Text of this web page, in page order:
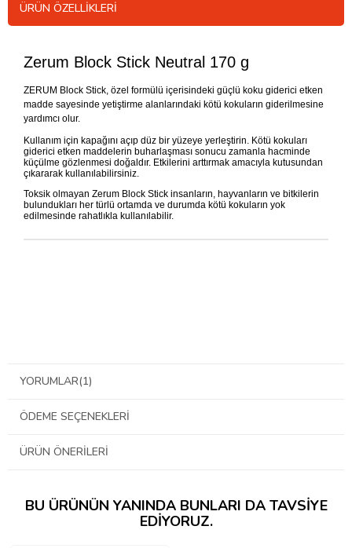
ÜRÜN ÖZELLIKLERI
Zerum Block Stick Neutral 170 g
ZERUM Block Stick, özel formülü içerisindeki güçlü koku giderici etken
madde sayesinde yetiştirme alanlarındaki kötü kokuların giderilmesine
yardımcı olur.
Kullanım için kapağını açıp düz bir yüzeye yerleştirin. Kötü kokuları
giderici etken maddelerin buharlaşması sonucu zamanla hacminde
küçülme gözlenmesi doğaldır. Etkilerini arttırmak amacıyla kutusundan
çıkararak kullanılabilirsiniz.
Toksik olmayan Zerum Block Stick insanların, hayvanların ve bitkilerin
bulundukları her türlü ortamda ve durumda kötü kokuların yok
edilmesinde rahatlıkla kullanılabilir.
YORUMLAR(1)
ÖDEME SEÇENEKLERI
ÜRÜN ÖNERILERI
BU ÜRÜNÜN YANINDA BUNLARI DA TAVSIYE
EDIYORUZ.